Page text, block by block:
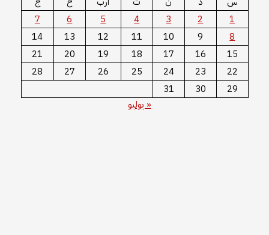
1
2
3
4
5
6
7
8
9
10
11
12
13
14
15
16
17
18
19
20
21
22
23
24
25
26
27
28
29
30
31
« يوليو